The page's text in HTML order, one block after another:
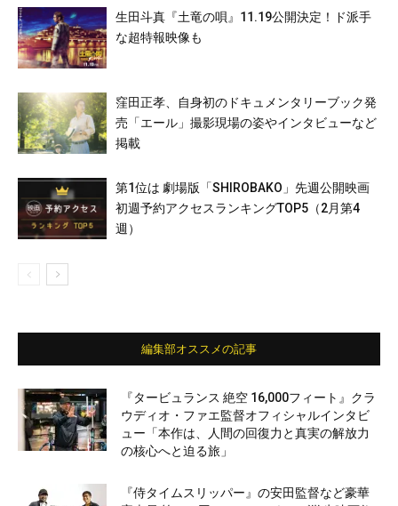
生田斗真『土竜の唄』11.19公開決定！ド派手
な超特報映像も
窪田正孝、自身初のドキュメンタリーブック発
売「エール」撮影現場の姿やインタビューなど
掲載
第1位は 劇場版「SHIROBAKO」先週公開映画
初週予約アクセスランキングTOP5（2月第4
週）
編集部オススメの記事
『タービュランス 絶空 16,000フィート』クラ
ウディオ・ファエ監督オフィシャルインタビ
ュー「本作は、人間の回復力と真実の解放力
の核心へと迫る旅」
『侍タイムスリッパー』の安田監督など豪華